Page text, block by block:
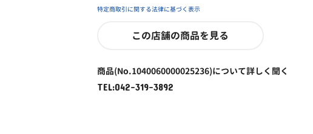
特定商取引に関する法律に基づく表示
この店舗の商品を見る
商品(No.1040060000025236)について詳しく聞く
TEL:042-319-3892